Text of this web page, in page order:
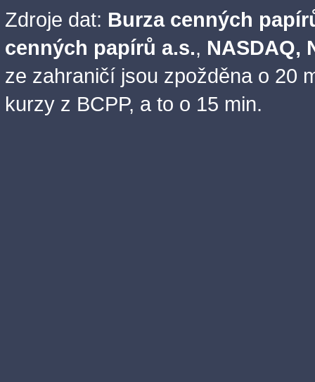
Zdroje dat: Burza cenných
cenných papírů a.s., NASDAQ,
ze zahraničí jsou zpožděna o 20
kurzy z BCPP, a to o 15 min.